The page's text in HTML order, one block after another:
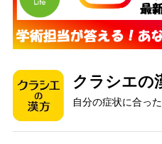
クラシエの
自分の症状に合っ